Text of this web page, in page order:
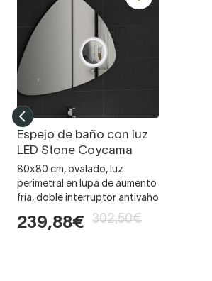
Espejo de baño con luz
LED Stone Coycama
80x80 cm, ovalado, luz
perimetral en lupa de aumento
fría, doble interruptor antivaho
239,88€ 302,50€